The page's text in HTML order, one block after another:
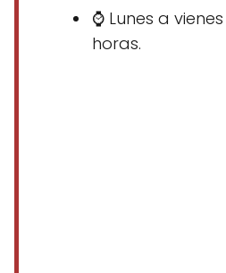
⌚ Lunes a
horas.